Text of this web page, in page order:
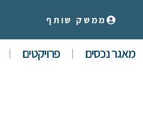
ממשק שותף
מאגר נכסים פרויקטים